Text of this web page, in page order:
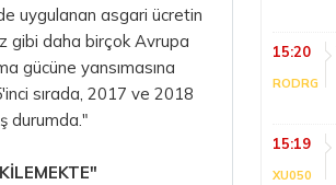
uygulanan asgari ücretin
gibi daha birçok Avrupa
gücüne yansımasına
sırada, 2017 ve 2018
durumda."
15:20
RODRG
15:19
XU050